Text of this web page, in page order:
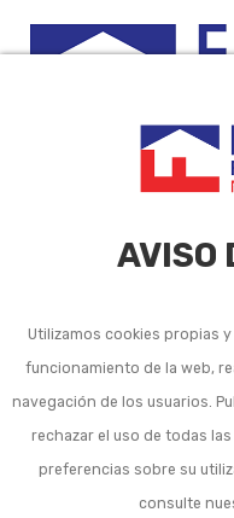
AVISO
Utilizamos cookies propias
funcionamiento de la web,
navegación de los usuarios.
rechazar el uso de todas
preferencias sobre su
consulte
otros